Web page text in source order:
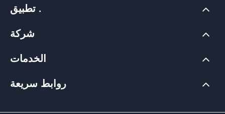
تطبيق .
شركة
الخدمات
روابط سريعة